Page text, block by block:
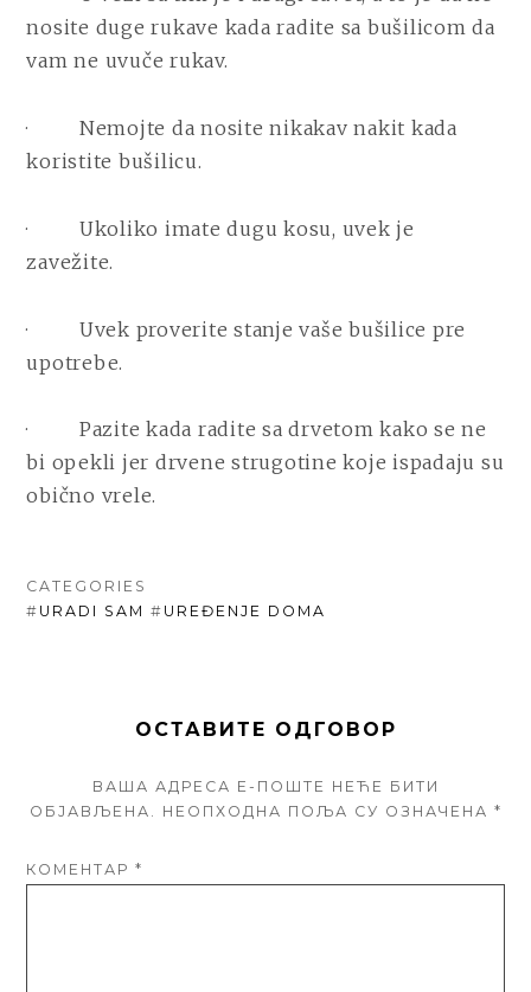
nosite duge rukave kada radite sa bušilicom da
vam ne uvuče rukav.
·
Nemojte da nosite nikakav nakit kada
koristite bušilicu.
·
Ukoliko imate dugu kosu, uvek je
zavežite.
·
Uvek proverite stanje vaše bušilice pre
upotrebe.
·
Pazite kada radite sa drvetom kako se ne
bi opekli jer drvene strugotine koje ispadaju su
obično vrele.
CATEGORIES
# URADI SAM # UREĐENJE DOMA
ОСТАВИТЕ ОДГОВОР
ВАША АДРЕСА Е-ПОШТЕ НЕЋЕ БИТИ
ОБЈАВЉЕНА. НЕОПХОДНА ПОЉА СУ ОЗНАЧЕНА *
КОМЕНТАР*